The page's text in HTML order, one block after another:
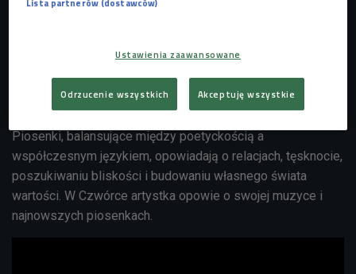
alternatywnego popu i folku. Artystka została doceniona
Festiwal Piosenki w Krakowie.
Jej debiutancki album "Dom Barw" to osobista podróż
Piosenki, balansujące między poetyckością a
współczesnym językiem, opowiadają o relacjach, tęsknocie,
poszukiwaniu bliskości i budowaniu własnego świata
wartości. W Czwórce artystka opowie o swojej muzyce i
najnowszych piosenkach.
Lista partnerów (dostawców)
Ustawienia zaawansowane
Odrzucenie wszystkich Akceptuję wszystkie